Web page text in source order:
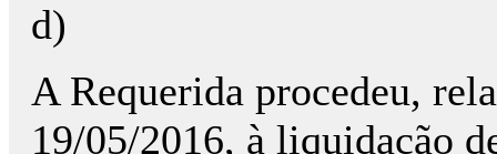
d)
A Requerida procedeu,
19/05/2016, à liquidação